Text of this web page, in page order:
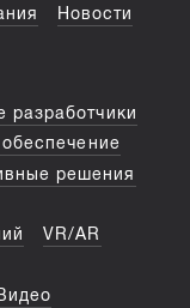
Новости
разработчики
решения
VR/AR